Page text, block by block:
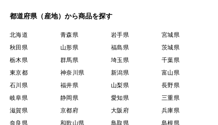
都道府県（産地）から商品を探す
北海道 青森県 岩手県
宮城県
秋田県
山形県 福島県
茨城県
栃木県
群馬県 埼玉県
千葉県
東京都
神奈川県 新潟県
富山県
石川県
福井県 山梨県
長野県
岐阜県
静岡県 愛知県
三重県
滋賀県
京都府 大阪府
兵庫県
奈良県
和歌山県 鳥取県 島根県